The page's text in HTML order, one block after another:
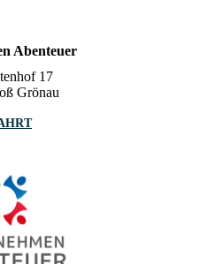
Abenteuer
17
Grönau